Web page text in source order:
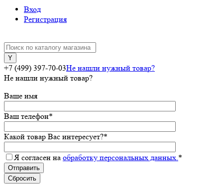
Вход
Регистрация
+7 (499) 397-70-03Не нашли нужный товар?
Не нашли нужный товар?
Ваше имя
Ваш телефон*
Какой товар Вас интересует?*
Я согласен на обработку персональных данных.*